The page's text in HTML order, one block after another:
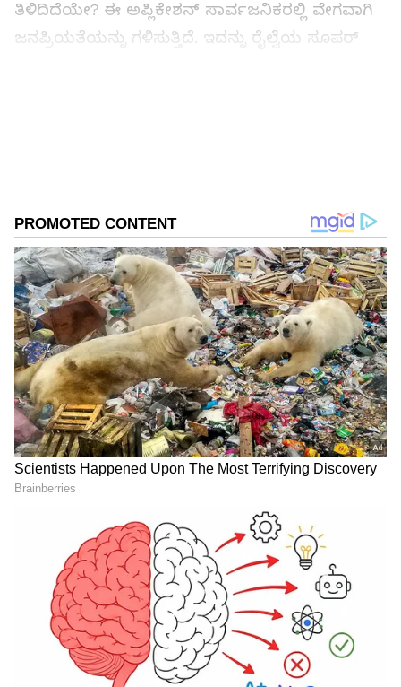
ತಿಳಿದಿದೆಯೇ? ಈ ಅಪ್ಲಿಕೇಶನ್ ಸಾರ್ವಜನಿಕರಲ್ಲಿ ವೇಗವಾಗಿ
ಜನಪ್ರಿಯತೆಯನ್ನು ಗಳಿಸುತ್ತಿದೆ. ಇದನ್ನು ರೈಲ್ವೆಯ ಸೂಪರ್
ಪ್ರಯಾಣಿಸುತ್ತಿದ್ದರೆ, ಮುಂದಿನ ಬಾರಿ ನೀವು ದೃಢಪಡಿಸಿದ
ಟಿಕೆಟ್ ಅನ್ನು ಸುಲಭವಾಗಿ ಬುಕ್ ಮಾಡಲು ಈ ಎರಡು
ಅಪ್ಲಿಕೇಶನ್‌ಗಳ ನಡುವಿನ ವ್ಯತ್ಯಾಸಗಳನ್ನು ತಿಳಿಯಿರಿ.
ಸಮಗ್ರ ಸುದ್ದಿ ಮೂಲವನ್ನಾಗಿ asianet suvarna news ಅನ್ನು
ಆಯ್ಕೆ ಮಾಡಿಕೊಳ್ಳಿ